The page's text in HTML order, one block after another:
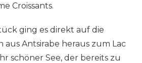
Croissants.
ging es direkt auf die
aus Antsirabe heraus zum Lac
schöner See, der bereits zu